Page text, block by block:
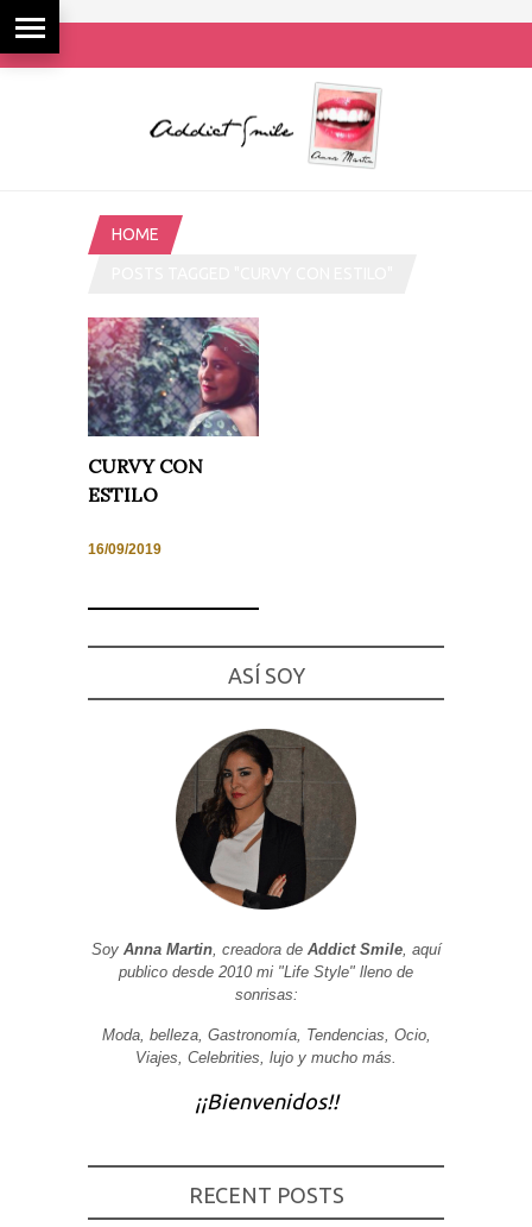
HOME
CURVY CON
ESTILO
16/09/2019
ASÍ SOY
Soy Anna Martin, creadora de Addict Smile, aquí
publico desde 2010 mi "Life Style" lleno de
sonrisas:
Moda, belleza, Gastronomía, Tendencias, Ocio,
Viajes, Celebrities, lujo y mucho más.
¡¡Bienvenidos!!
RECENT POSTS
Estadísticas
y estructura
de la web, en
base a cómo
mejor posible
rechaza estas